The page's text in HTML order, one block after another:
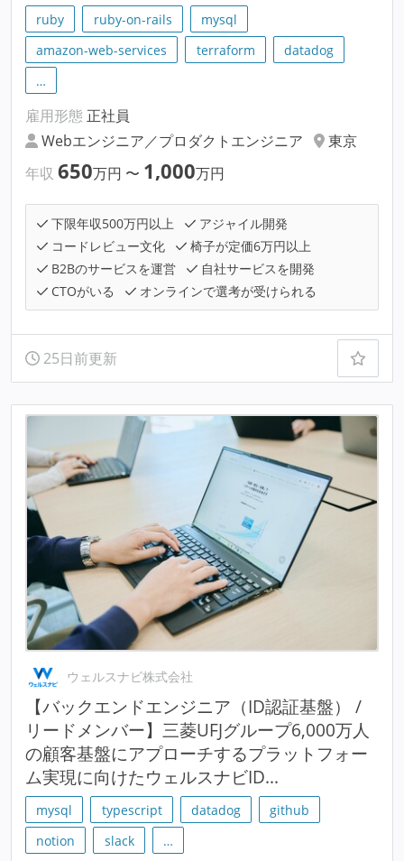
ruby ruby-on-rails
mysql
amazon-web-services
terraform
datadog
…
雇用形態 正社員
Webエンジニア／プロダクトエンジニア
東京
年収 650万円 〜 1,000万円
下限年収500万円以上
アジャイル開発
コードレビュー文化
椅子が定価6万円以上
B2Bのサービスを運営
自社サービスを開発
CTOがいる
オンラインで選考が受けられる
25日前更新
ウェルスナビ株式会社
【バックエンドエンジニア（ID認証基盤） /
リードメンバー】三菱UFJグループ6,000万人
の顧客基盤にアプローチするプラットフォー
ム実現に向けたウェルスナビID...
mysql typescript datadog
github
notion
slack …